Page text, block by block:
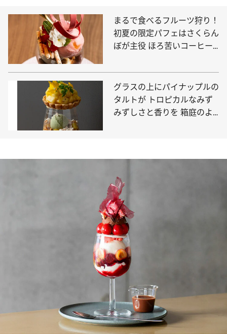
まるで食べるフルーツ狩り！
初夏の限定パフェはさくらん
ぼが主役 ほろ苦いコーヒー
グラスの上にパイナップルの
タルトが トロピカルなみず
みずしさと香りを 箱庭のよ